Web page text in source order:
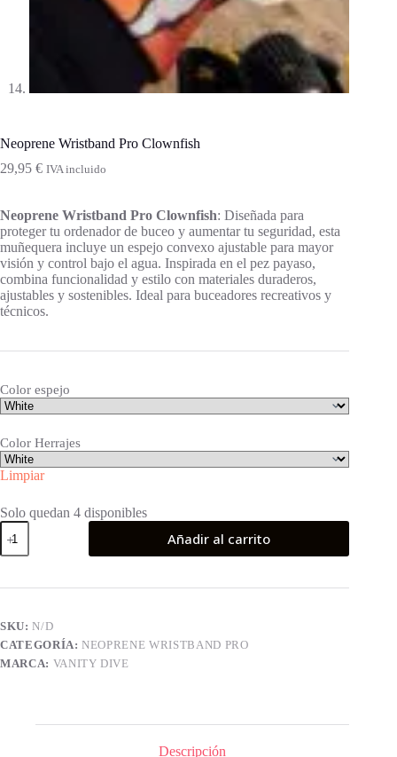
Neoprene Wristband Pro Clownfish
29,95 € IVA incluido
Neoprene Wristband Pro Clownfish: Diseñada para
proteger tu ordenador de buceo y aumentar tu seguridad, esta
muñequera incluye un espejo convexo ajustable para mayor
visión y control bajo el agua. Inspirada en el pez payaso,
combina funcionalidad y estilo con materiales duraderos,
ajustables y sostenibles. Ideal para buceadores recreativos y
técnicos.
Color espejo
Color Herrajes
Limpiar
Solo quedan 4 disponibles
Neoprene
Wristband
Pro
cantidad
Añadir al carrito
SKU:N/D
CATEGORÍA:NEOPRENE WRISTBAND PRO
MARCA: VANITY DIVE
Descripción